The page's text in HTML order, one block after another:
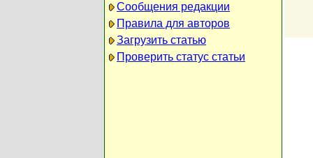
Сообщения редакции
Правила для авторов
Загрузить статью
Проверить статус статьи